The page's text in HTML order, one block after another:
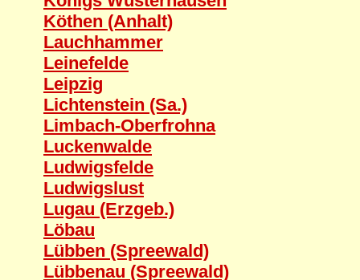
Köthen (Anhalt)
Lauchhammer
Leinefelde
Leipzig
Lichtenstein (Sa.)
Limbach-Oberfrohna
Luckenwalde
Ludwigsfelde
Ludwigslust
Lugau (Erzgeb.)
Löbau
Lübben (Spreewald)
Lübbenau (Spreewald)